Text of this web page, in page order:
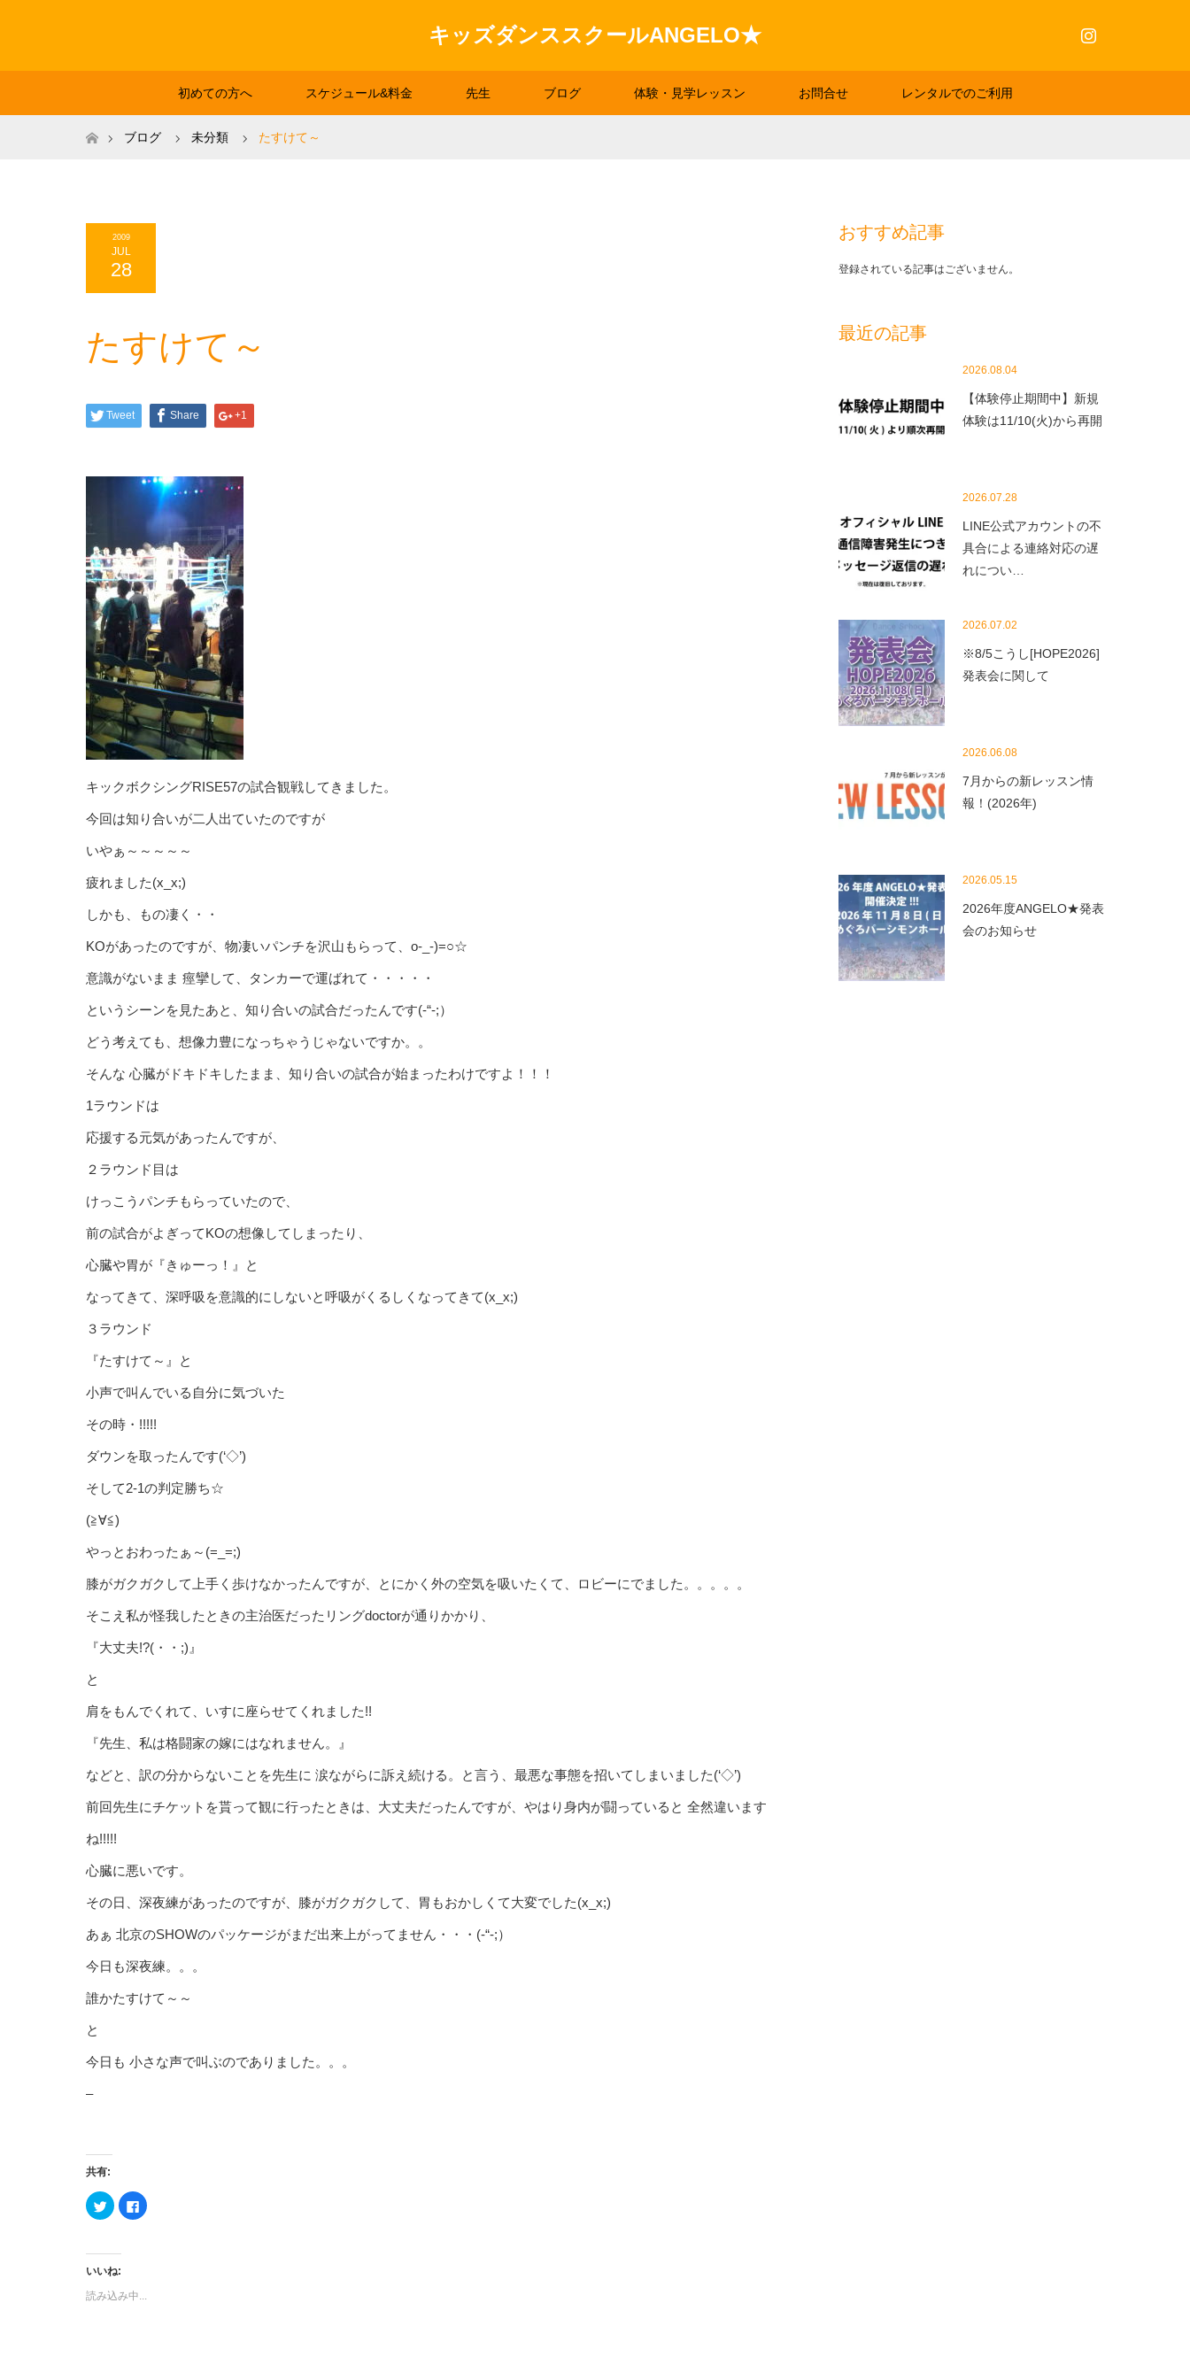
キッズダンススクールANGELO★
初めての方へ スケジュール&料金 先生 ブログ 体験・見学レッスン お問合せ レンタルでのご利用
ホームブログ 未分類 たすけて～
2009
JUL
28
たすけて～
Tweet Share +1
キックボクシングRISE57の試合観戦してきました。
今回は知り合いが二人出ていたのですが
いやぁ～～～～～
疲れました(x_x;)
しかも、もの凄く・・
KOがあったのですが、物凄いパンチを沢山もらって、o-_-)=○☆
意識がないまま 痙攣して、タンカーで運ばれて・・・・・
というシーンを見たあと、知り合いの試合だったんです(-“-;）
どう考えても、想像力豊になっちゃうじゃないですか。。
そんな 心臓がドキドキしたまま、知り合いの試合が始まったわけですよ！！！
1ラウンドは
応援する元気があったんですが、
２ラウンド目は
けっこうパンチもらっていたので、
前の試合がよぎってKOの想像してしまったり、
心臓や胃が『きゅーっ！』と
なってきて、深呼吸を意識的にしないと呼吸がくるしくなってきて(x_x;)
３ラウンド
『たすけて～』と
小声で叫んでいる自分に気づいた
その時・!!!!!
ダウンを取ったんです(‘◇’)ゞ
そして2-1の判定勝ち☆
(≧∀≦)
やっとおわったぁ～(=_=;)
膝がガクガクして上手く歩けなかったんですが、とにかく外の空気を吸いたくて、ロビーにでました。。。。。
そこえ私が怪我したときの主治医だったリングdoctorが通りかかり、
『大丈夫!?(・・;)』
と
肩をもんでくれて、いすに座らせてくれました!!
『先生、私は格闘家の嫁にはなれません。』
などと、訳の分からないことを先生に 涙ながらに訴え続ける。と言う、最悪な事態を招いてしまいました(‘◇’)
前回先生にチケットを貰って観に行ったときは、大丈夫だったんですが、やはり身内が闘っていると 全然違います
ね!!!!!
心臓に悪いです。
その日、深夜練があったのですが、膝がガクガクして、胃もおかしくて大変でした(x_x;)
あぁ 北京のSHOWのパッケージがまだ出来上がってません・・・(-“-;）
今日も深夜練。。。
誰かたすけて～～
と
今日も 小さな声で叫ぶのでありました。。。
–
共有:
ク
リ
て
Twitter
で
共
有
Facebook
で
リ
いいね:
読み込み中...
おすすめ記事
登録されている記事はございません。
最近の記事
2026.08.04
【体験停止期間中】新規
体験は11/10(火)から再開
2026.07.28
LINE公式アカウントの不
具合による連絡対応の遅
れについ…
2026.07.02
※8/5こうし[HOPE2026]
発表会に関して
2026.06.08
7月からの新レッスン情
報！(2026年)
2026.05.15
2026年度ANGELO★発表
会のお知らせ